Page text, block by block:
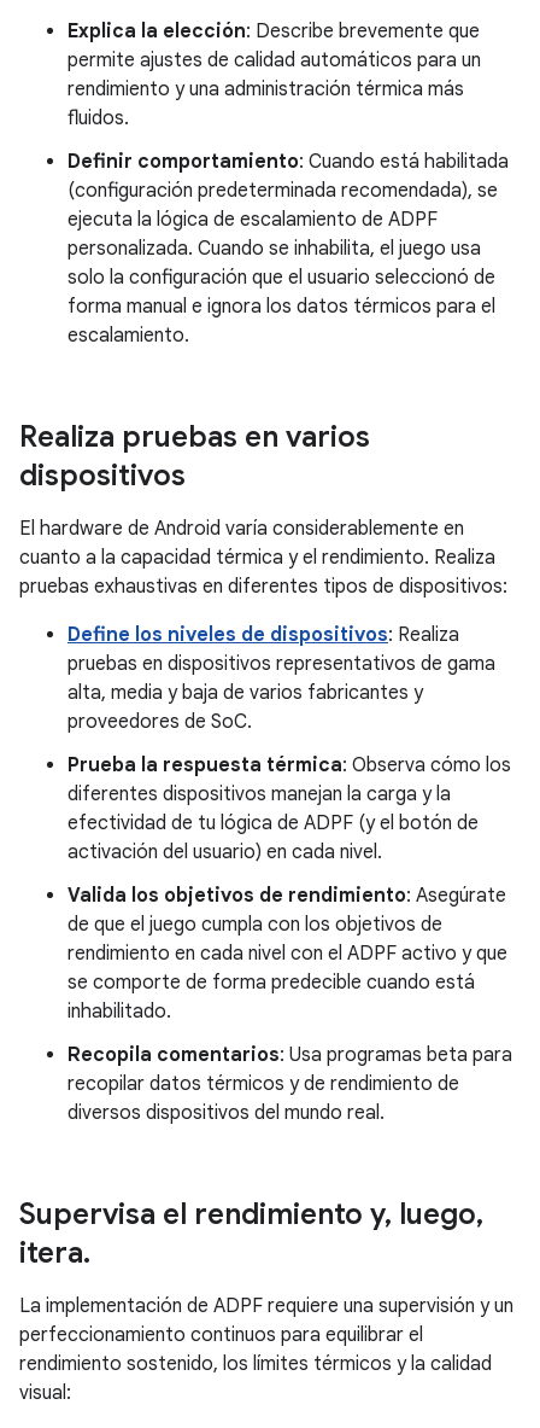
Explica la elección: Describe brevemente que
permite ajustes de calidad automáticos para un
rendimiento y una administración térmica más
fluidos.
Definir comportamiento: Cuando está habilitada
(configuración predeterminada recomendada), se
ejecuta la lógica de escalamiento de ADPF
personalizada. Cuando se inhabilita, el juego usa
solo la configuración que el usuario seleccionó de
forma manual e ignora los datos térmicos para el
escalamiento.
Realiza pruebas en varios
dispositivos
El hardware de Android varía considerablemente en
cuanto a la capacidad térmica y el rendimiento. Realiza
pruebas exhaustivas en diferentes tipos de dispositivos:
Define los niveles de dispositivos: Realiza
pruebas en dispositivos representativos de gama
alta, media y baja de varios fabricantes y
proveedores de SoC.
Prueba la respuesta térmica: Observa cómo los
diferentes dispositivos manejan la carga y la
efectividad de tu lógica de ADPF (y el botón de
activación del usuario) en cada nivel.
Valida los objetivos de rendimiento: Asegúrate
de que el juego cumpla con los objetivos de
rendimiento en cada nivel con el ADPF activo y que
se comporte de forma predecible cuando está
inhabilitado.
Recopila comentarios: Usa programas beta para
recopilar datos térmicos y de rendimiento de
diversos dispositivos del mundo real.
Supervisa el rendimiento y, luego,
itera.
La implementación de ADPF requiere una supervisión y un
perfeccionamiento continuos para equilibrar el
rendimiento sostenido, los límites térmicos y la calidad
visual: